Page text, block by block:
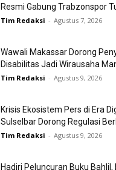
Resmi Gabung Trabzonspor
Tim Redaksi - Agustus 7, 2026
Wawali Makassar Dorong
Disabilitas Jadi Wirausaha
Tim Redaksi - Agustus 9, 2026
Krisis Ekosistem Pers di Era
Sulselbar Dorong Regulasi
Tim Redaksi - Agustus 9, 2026
Hadiri Peluncuran Buku Bahlil,